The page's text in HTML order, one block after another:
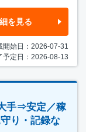
を見る
開始日：2026-07-31
予定日：2026-08-13
手⇒安定／稼
り・記録な